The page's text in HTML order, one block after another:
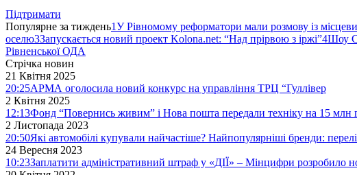
Підтримати
Популярне за тиждень1У Рівномому реформатори мали розмову із
оселю3Запускається новий проект Kolona.net: “Над прірвою з іржі”4Шоу
Рівненської ОДА
Стрічка новин
21 Квітня 2025
20:25АРМА оголосила новий конкурс на управління ТРЦ “Гуллівер
2 Квітня 2025
12:13Фонд “Повернись живим” і Нова пошта передали техніку на 15 млн
2 Листопада 2023
20:50Які автомобілі купували найчастіше? Найпопулярніші бренди:
24 Вересня 2023
10:23Заплатити адміністративний штраф у «ДІЇ» – Мінцифри розробило